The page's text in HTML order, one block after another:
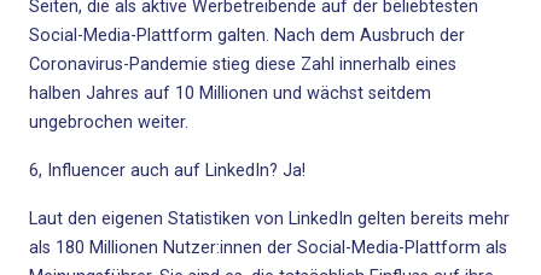
Seiten, die als aktive Werbetreibende auf der beliebtesten
Social-Media-Plattform galten. Nach dem Ausbruch der
Coronavirus-Pandemie stieg diese Zahl innerhalb eines
halben Jahres auf 10 Millionen und wächst seitdem
ungebrochen weiter.
6, Influencer auch auf LinkedIn? Ja!
Laut den eigenen Statistiken von LinkedIn gelten bereits mehr
als 180 Millionen Nutzer:innen der Social-Media-Plattform als